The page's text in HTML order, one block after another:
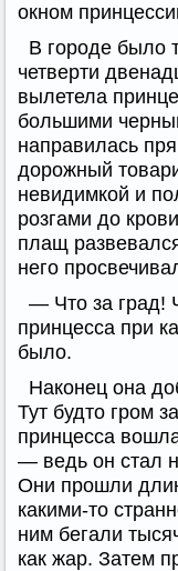
окном
В городе было
четверти
вылетела
большими
направилась
дорожный
невидимкой и
розгами до
плащ
него
— Что за град!
принцесса при
было.
Наконец она
Тут будто гром
принцесса
— ведь он стал
Они прошли
какими-то
ним бегали
как жар. Затем